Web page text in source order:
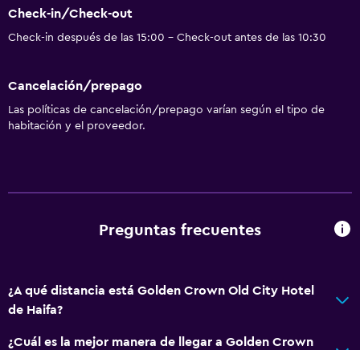
Tetera
Minibar
General
Habitaciones insonorizadas
Vista a la ciudad
Servicios y facilidades
Check-in/Check-out
Check-in después de las 15:00 - Check-out antes de las 10:30
Cancelación/prepago
Las políticas de cancelación/prepago varían según el tipo de
habitación y el proveedor.
Preguntas frecuentes
¿A qué distancia está Golden Crown Old City Hotel
de Haifa?
¿Cuál es la mejor manera de llegar a Golden Crown